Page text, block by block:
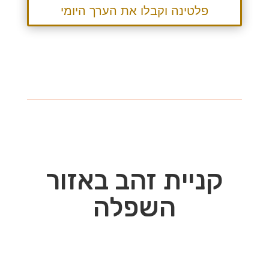
פלטינה וקבלו את הערך היומי
קניית זהב באזור
השפלה